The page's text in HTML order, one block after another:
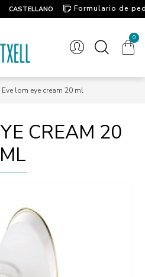
CASTELLANO
Formulario de
0
Eve lom eye cream 20 ml
CREAM 20
ML